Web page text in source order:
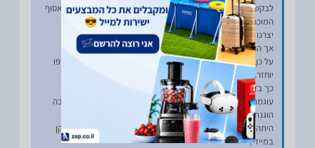
לבקשת הלקוח, החבילה נשלחה לנקודת איסוף, כשהגיע הלקוח לאסוף
על כן, סוכם מולו שכשהחבילה תחזור למחסן, העסקה תבוטל, וכספו
עוגמת הנפש של הלקוח מובנת, אך משוב שלילי לאתר, אינה תגובה
היתה טעות אנוש של חנווני בנקודת המסירה, טעות שהצלחנו לתקן
במיידי.